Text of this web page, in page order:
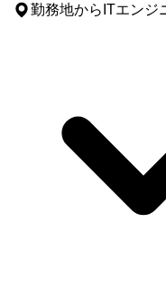
勤務地からITエンジ